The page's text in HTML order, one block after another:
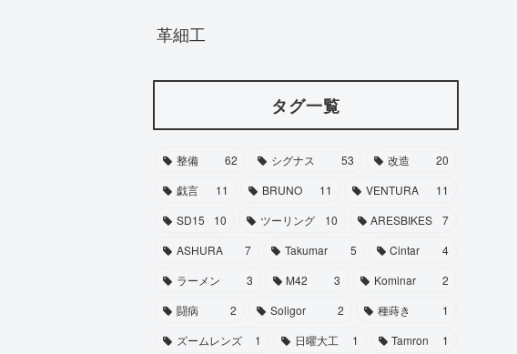
革細工
タグ一覧
整備 62 シグナス 53 改造
20
戯言
11 BRUNO 11 VENTURA
11
SD15
10 ツーリング 10 ARESBIKES
7
ASHURA
7 Takumar 5 Cintar
4
ラーメン
3 M42 3 Kominar
2
闘病
2 Soligor 2 種蒔き
1
ズームレンズ
1 日曜大工 1 Tamron
1